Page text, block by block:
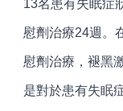
13名患有失眠症
慰劑治療24週。
慰劑治療，褪黑
是對於患有失眠